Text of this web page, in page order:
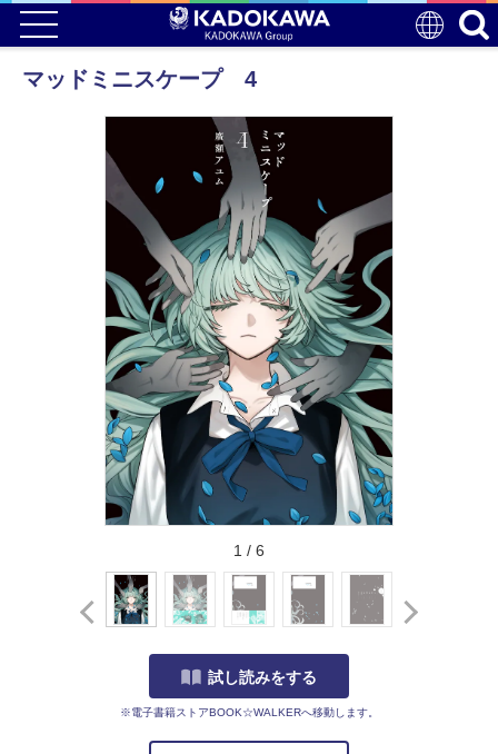
マッドミニスケープ 4
1 / 6
試し読みをする
※電子書籍ストアBOOK☆WALKERへ移動します。